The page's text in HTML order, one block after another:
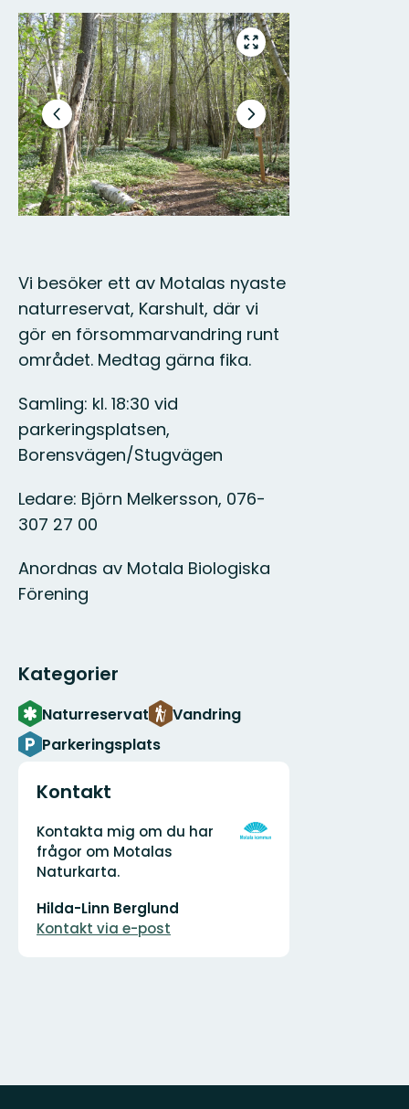
Bilder
Gå
till
helskärmsläge
Föregående
bild
Nästa
bildspel
Vi besöker ett av Motalas nyaste
naturreservat, Karshult, där vi
gör en försommarvandring runt
området. Medtag gärna fika.
Samling: kl. 18:30 vid
parkeringsplatsen,
Borensvägen/Stugvägen
Ledare: Björn Melkersson, 076-
307 27 00
Anordnas av Motala Biologiska
Förening
Kategorier
Naturreservat
Vandring
Parkeringsplats
Kontakt
Adress
Kontakta mig om du har
frågor om Motalas
Naturkarta.
postadress
Hilda-Linn Berglund
Kontakt via e-post
Organisationens